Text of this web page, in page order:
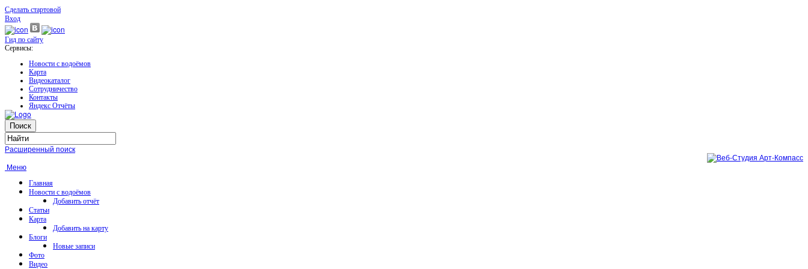
Сделать стартовой
Вход
Гид по сайту
Сервисы:
Новости с водоёмов
Карта
Видеокаталог
Сотрудничество
Контакты
Яндекс Отчёты
Расширенный поиск
Меню
Главная
Новости с водоёмов
Добавить отчёт
Статьи
Карта
Добавить на карту
Блоги
Новые записи
Фото
Видео